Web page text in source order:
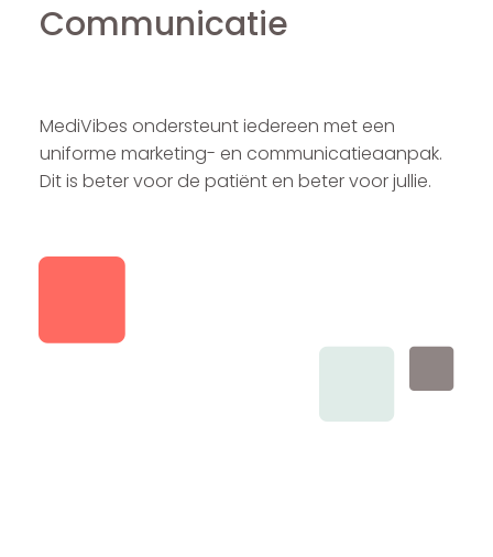
Communicatie
MediVibes ondersteunt iedereen met een
uniforme marketing- en communicatieaanpak.
Dit is beter voor de patiënt en beter voor jullie.